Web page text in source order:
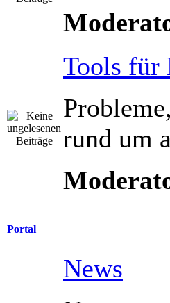
Tools für
rund um
Portal
News